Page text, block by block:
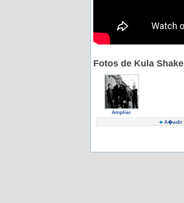
Fotos de Kula
Ampliar
A�adir